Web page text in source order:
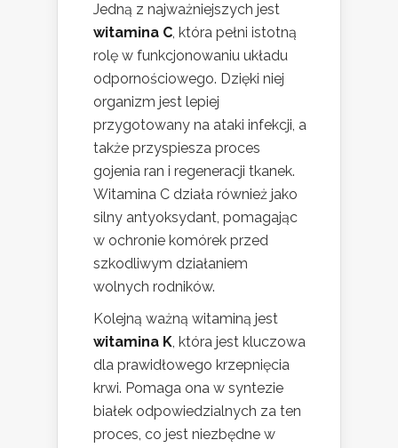
Jedną z najważniejszych jest
witamina C, która pełni istotną
rolę w funkcjonowaniu układu
odpornościowego. Dzięki niej
organizm jest lepiej
przygotowany na ataki infekcji, a
także przyspiesza proces
gojenia ran i regeneracji tkanek.
Witamina C działa również jako
silny antyoksydant, pomagając
w ochronie komórek przed
szkodliwym działaniem
wolnych rodników.
Kolejną ważną witaminą jest
witamina K, która jest kluczowa
dla prawidłowego krzepnięcia
krwi. Pomaga ona w syntezie
białek odpowiedzialnych za ten
proces, co jest niezbędne w